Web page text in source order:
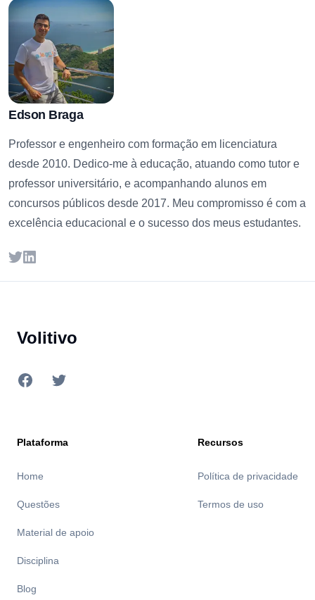
Edson Braga
Professor e engenheiro com formação em licenciatura
desde 2010. Dedico-me à educação, atuando como tutor e
professor universitário, e acompanhando alunos em
concursos públicos desde 2017. Meu compromisso é com a
excelência educacional e o sucesso dos meus estudantes.
TwitterLinkedIn
Volitivo
Facebook
Twitter
Plataforma
Home
Questões
Material de apoio
Disciplina
Blog
Recursos
Política de privacidade
Termos de uso